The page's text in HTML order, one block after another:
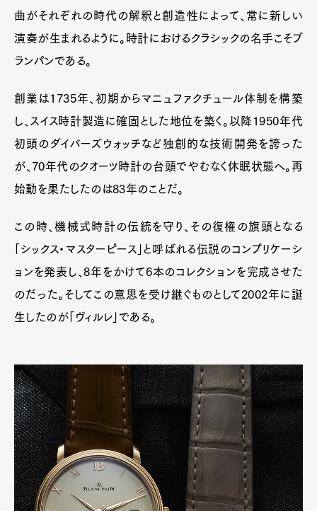
曲がそれぞれの時代の解釈と創造性によって、常に新しい
演奏が生まれるように。時計におけるクラシックの名手こそブ
ランパンである。
創業は1735年、初期からマニュファクチュール体制を構築
し、スイス時計製造に確固とした地位を築く。以降1950年代
初頭のダイバーズウォッチなど独創的な技術開発を誇った
が、70年代のクオーツ時計の台頭でやむなく休眠状態へ。再
始動を果たしたのは83年のことだ。
この時、機械式時計の伝統を守り、その復権の旗頭となる
「シックス・マスターピース」と呼ばれる伝説のコンプリケーシ
ョンを発表し、8年をかけて6本のコレクションを完成させた
のだった。そしてこの意思を受け継ぐものとして2002年に誕
生したのが「ヴィルレ」である。